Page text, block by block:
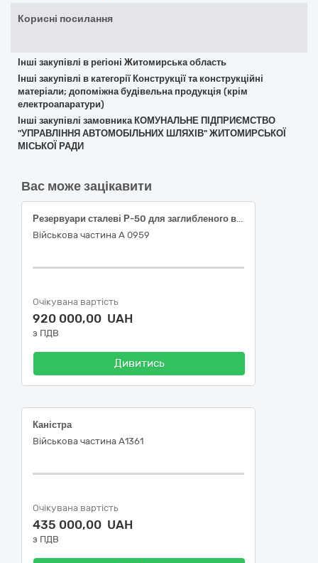
Корисні посилання
Інші закупівлі в регіоні Житомирська область
Інші закупівлі в категорії Конструкції та конструкційні
матеріали; допоміжна будівельна продукція (крім
електроапаратури)
Інші закупівлі замовника КОМУНАЛЬНЕ ПІДПРИЄМСТВО
"УПРАВЛІННЯ АВТОМОБІЛЬНИХ ШЛЯХІВ" ЖИТОМИРСЬКОЇ
МІСЬКОЇ РАДИ
Вас може зацікавити
Резервуари сталеві Р-50 для заглибленого встановлення з оглядовим колодязем з зовнішнім та спеціальним внутрішнім антикорозійним покриттям
Військова частина А 0959
Очікувана вартість
920 000,00 UAH
з ПДВ
Дивитись
Каністра
Військова частина А1361
Очікувана вартість
435 000,00 UAH
з ПДВ